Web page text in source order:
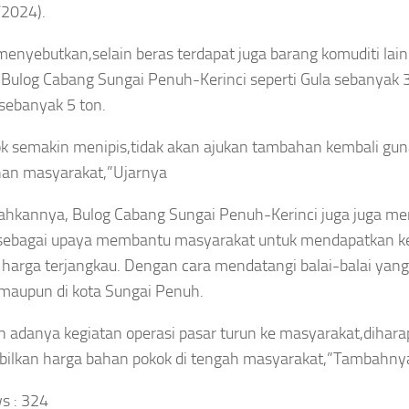
beras terdapat juga barang komuditi
Cabang Sungai Penuh-Kerinci seperti Gula sebanyak
5 ton.
semakin menipis,tidak akan ajukan tambahan kembali
masyarakat,”Ujarnya
Bulog Cabang Sungai Penuh-Kerinci juga juga
upaya membantu masyarakat untuk mendapatkan
terjangkau. Dengan cara mendatangi balai-balai
di kota Sungai Penuh.
adanya kegiatan operasi pasar turun ke
harga bahan pokok di tengah
: 324
Dokter
Perawat
6, 2026
Cup III Resmi
RI
KPK Temukan
Selisih
INTERNASIONAL
Tragis!
Pemain
Yala FC